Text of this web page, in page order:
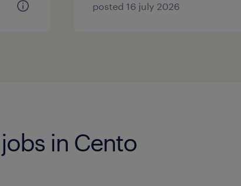
posted 16 july 2026
in Cento